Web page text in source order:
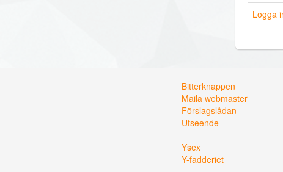
Logga
Bitterknappen
Maila webmaster
Förslagslådan
Utseende
Ysex
Y-fadderiet